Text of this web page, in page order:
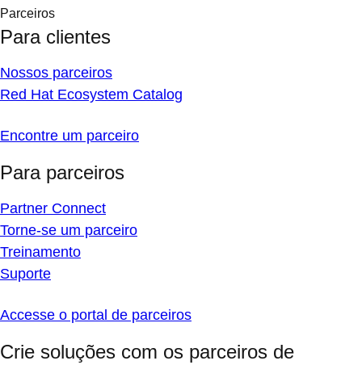
Parceiros
Para clientes
Nossos parceiros
Red Hat Ecosystem Catalog
Encontre um parceiro
Para parceiros
Partner Connect
Torne-se um parceiro
Treinamento
Suporte
Accesse o portal de parceiros
Crie soluções com os parceiros de